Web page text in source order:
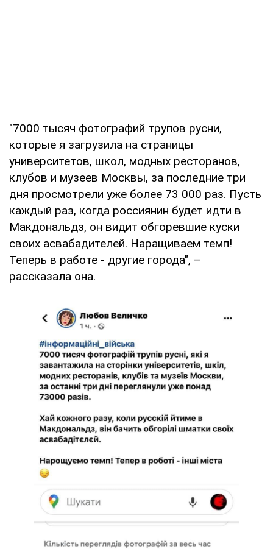
"7000 тысяч фотографий трупов русни,
которые я загрузила на страницы
университетов, школ, модных ресторанов,
клубов и музеев Москвы, за последние три
дня просмотрели уже более 73 000 раз. Пусть
каждый раз, когда россиянин будет идти в
Макдональдз, он видит обгоревшие куски
своих асвабадителей. Наращиваем темп!
Теперь в работе - другие города", –
рассказала она.